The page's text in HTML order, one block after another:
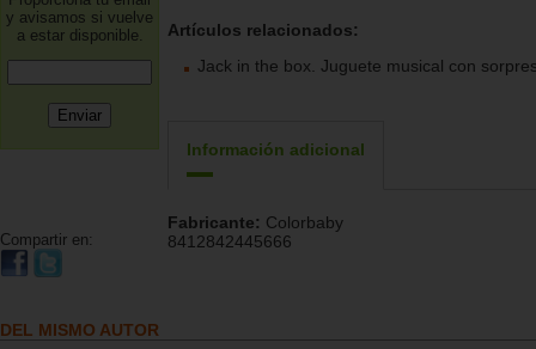
y avisamos si vuelve
a estar disponible.
Compartir en:
Artículos relacionados:
Jack in the box. Juguete musical con
Información adicional
Fabricante: Colorbaby
8412842445666
DEL MISMO AUTOR